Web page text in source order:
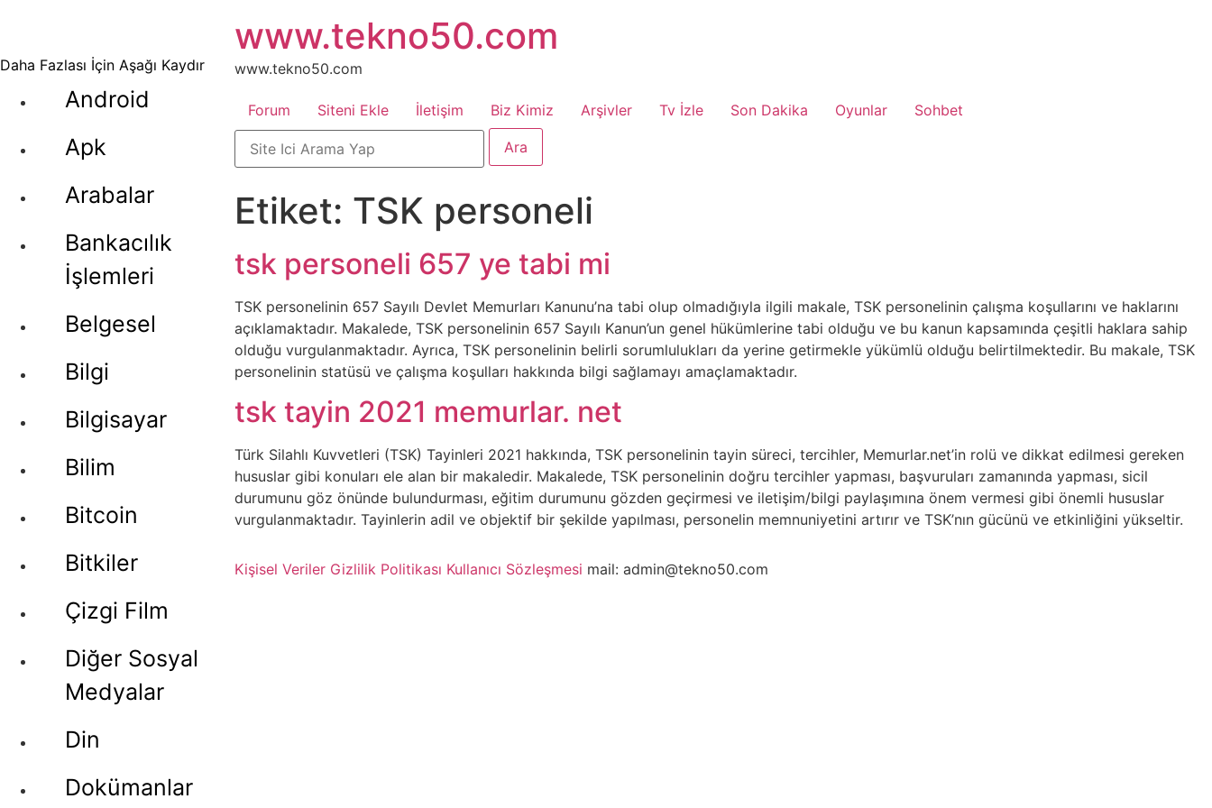
Daha Fazlası İçin Aşağı Kaydır
Android
Apk
Arabalar
Bankacılık
İşlemleri
Belgesel
Bilgi
Bilgisayar
Bilim
Bitcoin
Bitkiler
Çizgi Film
Diğer Sosyal
Medyalar
Din
Dokümanlar
atla
www.tekno50.com
www.tekno50.com
Forum Siteni Ekle İletişim Biz Kimiz Arşivler Tv İzle Son Dakika Oyunlar Sohbet
Etiket: TSK personeli
tsk personeli 657 ye tabi mi
TSK personelinin 657 Sayılı Devlet Memurları Kanunu’na tabi olup olmadığıyla ilgili makale, TSK personelinin çalışma koşullarını ve haklarını
açıklamaktadır. Makalede, TSK personelinin 657 Sayılı Kanun’un genel hükümlerine tabi olduğu ve bu kanun kapsamında çeşitli haklara sahip
olduğu vurgulanmaktadır. Ayrıca, TSK personelinin belirli sorumlulukları da yerine getirmekle yükümlü olduğu belirtilmektedir. Bu makale, TSK
personelinin statüsü ve çalışma koşulları hakkında bilgi sağlamayı amaçlamaktadır.
tsk tayin 2021 memurlar. net
Türk Silahlı Kuvvetleri (TSK) Tayinleri 2021 hakkında, TSK personelinin tayin süreci, tercihler, Memurlar.net’in rolü ve dikkat edilmesi gereken
hususlar gibi konuları ele alan bir makaledir. Makalede, TSK personelinin doğru tercihler yapması, başvuruları zamanında yapması, sicil
durumunu göz önünde bulundurması, eğitim durumunu gözden geçirmesi ve iletişim/bilgi paylaşımına önem vermesi gibi önemli hususlar
vurgulanmaktadır. Tayinlerin adil ve objektif bir şekilde yapılması, personelin memnuniyetini artırır ve TSK’nın gücünü ve etkinliğini yükseltir.
Kişisel Veriler Gizlilik Politikası Kullanıcı Sözleşmesi mail: admin@tekno50.com